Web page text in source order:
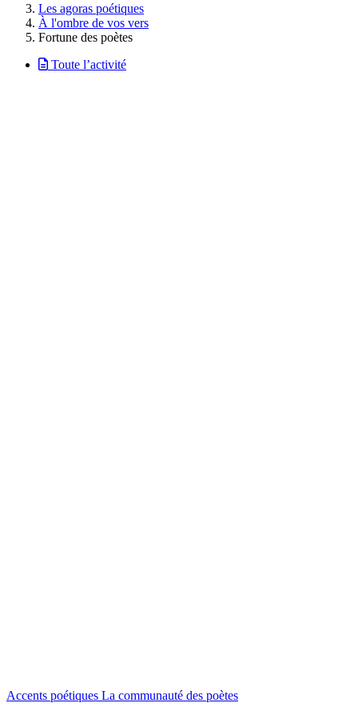
Les agoras poétiques
À l'ombre de vos vers
Fortune des poètes
Toute l’activité
Accents poétiques La communauté des poètes